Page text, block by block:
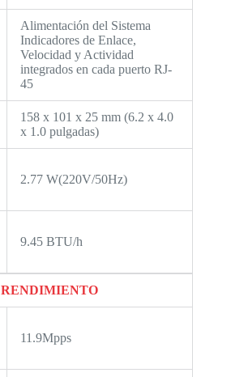
Alimentación del Sistema
Indicadores de Enlace,
Velocidad y Actividad
integrados en cada puerto RJ-
45
158 x 101 x 25 mm (6.2 x 4.0
x 1.0 pulgadas)
2.77 W(220V/50Hz)
9.45 BTU/h
RENDIMIENTO
11.9Mpps